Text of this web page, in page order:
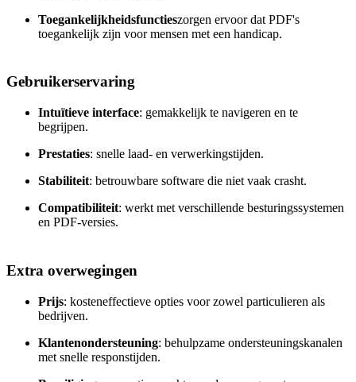
Toegankelijkheidsfunctieszorgen ervoor dat PDF's
toegankelijk zijn voor mensen met een handicap.
Gebruikerservaring
Intuïtieve interface: gemakkelijk te navigeren en te
begrijpen.
Prestaties: snelle laad- en verwerkingstijden.
Stabiliteit: betrouwbare software die niet vaak crasht.
Compatibiliteit: werkt met verschillende besturingssystemen
en PDF-versies.
Extra overwegingen
Prijs: kosteneffectieve opties voor zowel particulieren als
bedrijven.
Klantenondersteuning: behulpzame ondersteuningskanalen
met snelle responstijden.